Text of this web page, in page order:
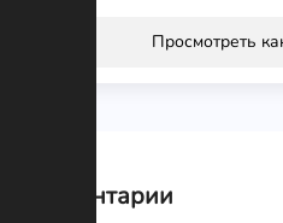
Просмотреть
Комментарии